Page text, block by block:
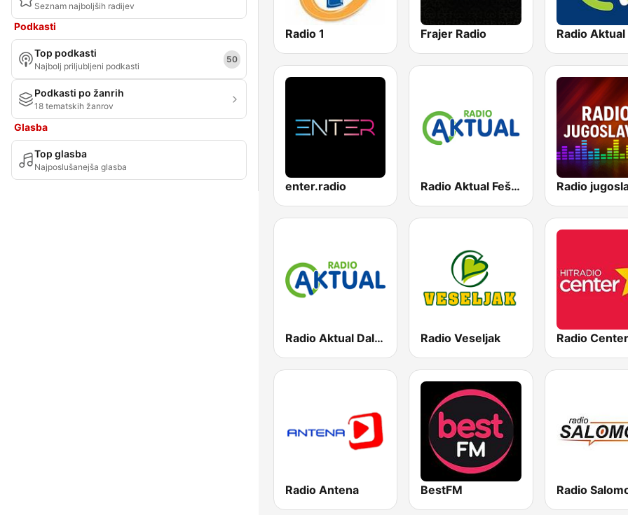
Seznam najboljših radijev
Podkasti
Top podkasti
Najbolj priljubljeni podkasti
50
Podkasti po žanrih
18 tematskih žanrov
Glasba
Top glasba
Najposlušanejša glasba
Radio 1 Frajer Radio Radio Aktual
enter.radio Radio Aktual Fešta Radio
Radio Aktual Dalmacija Radio Veseljak
Radio Antena BestFM Radio